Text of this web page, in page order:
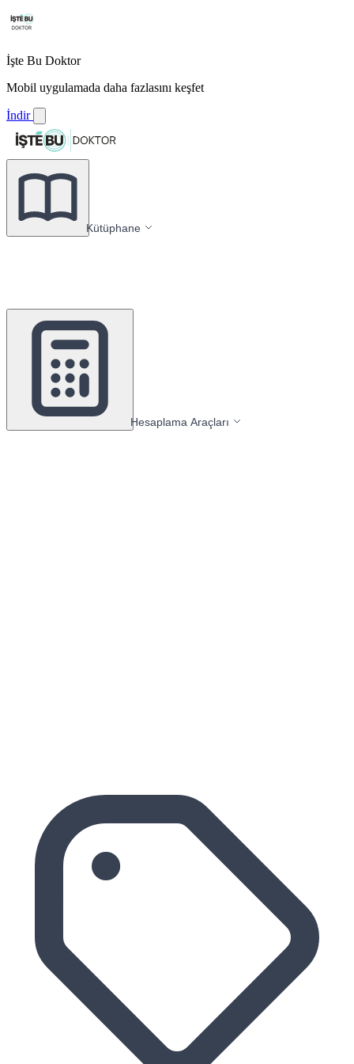
İşte Bu Doktor
Mobil uygulamada daha fazlasını keşfet
İndir
Kütüphane
Hesaplama Araçları